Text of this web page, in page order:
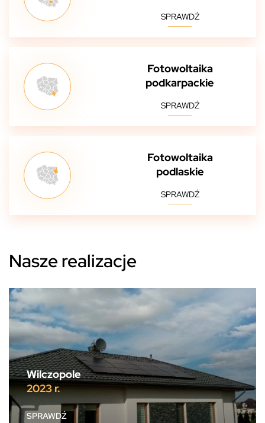
SPRAWDŹ
Fotowoltaika
podkarpackie
SPRAWDŹ
Fotowoltaika
podlaskie
SPRAWDŹ
Nasze realizacje
Wilczopole
2023 r.
SPRAWDŹ